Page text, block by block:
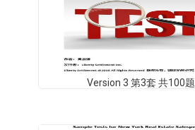
Version 3 第3套 共100题